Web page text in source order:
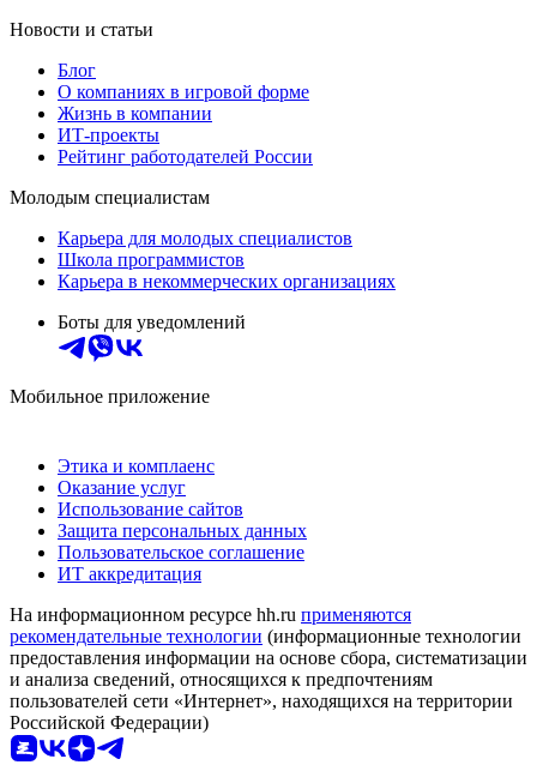
Новости и статьи
Блог
О компаниях в игровой форме
Жизнь в компании
ИТ-проекты
Рейтинг работодателей России
Молодым специалистам
Карьера для молодых специалистов
Школа программистов
Карьера в некоммерческих организациях
Боты для уведомлений
Мобильное приложение
Этика и комплаенс
Оказание услуг
Использование сайтов
Защита персональных данных
Пользовательское соглашение
ИТ аккредитация
На информационном ресурсе hh.ru применяются
рекомендательные технологии (информационные технологии
предоставления информации на основе сбора, систематизации
и анализа сведений, относящихся к предпочтениям
пользователей сети «Интернет», находящихся на территории
Российской Федерации)